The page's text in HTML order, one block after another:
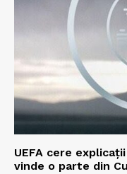
UEFA cere
vinde o parte din